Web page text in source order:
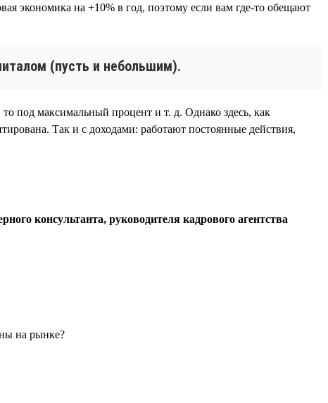
экономика на +10% в год, поэтому если вам где-то обещают
(пусть и небольшим).
под максимальный процент и т. д. Однако здесь, как
Так и с доходами: работают постоянные действия,
консультанта, руководителя кадрового агентства
на рынке?